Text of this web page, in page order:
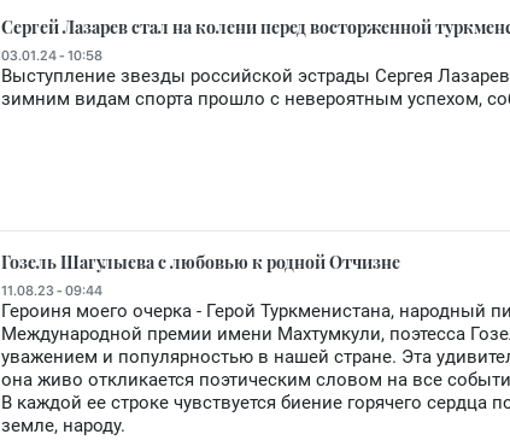
Сергей Лазарев стал на колени перед восторженной
03.01.24 - 10:58
Выступление звезды российской эстрады Сергея
зимним видам спорта прошло с невероятным успехом,
Гозель Шагулыева с любовью к родной Отчизне
11.08.23 - 09:44
Героиня моего очерка - Герой Туркменистана, народный
Международной премии имени Махтумкули, поэтесса
уважением и популярностью в нашей стране. Эта
она живо откликается поэтическим словом на все
В каждой ее строке чувствуется биение горячего сердца
земле, народу.